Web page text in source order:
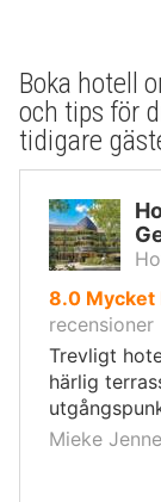
Boka hotell
och tips för
tidigare
8.0av
10,
Mycket
recensioner
Trevligt
härlig
Mieke